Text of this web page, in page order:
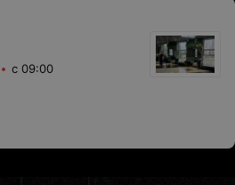
с 09:00